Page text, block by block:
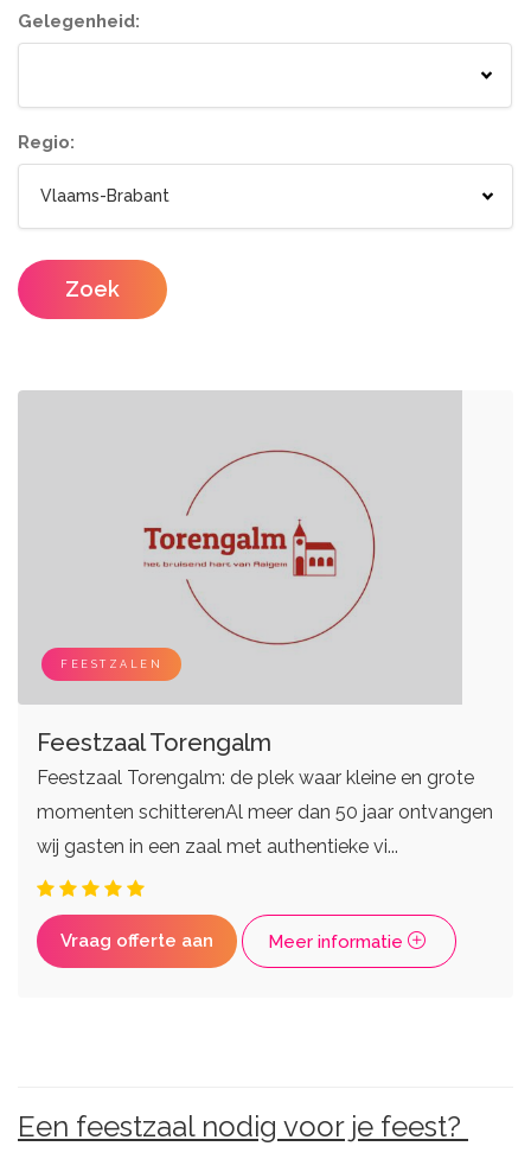
Tenten
Wc wagen
Lichtletters
Make-up artist
Haarstylisten
Vergaderzalen
Seminarieruimte
Live bands
Eventplanners
Weddingplanners
Gelegenheid:
Regio:
Zoek
FEESTZALEN
Feestzaal Torengalm
Feestzaal Torengalm: de plek waar kleine en grote
momenten schitterenAl meer dan 50 jaar ontvangen
wij gasten in een zaal met authentieke vi...
Vraag offerte aan Meer informatie
Een feestzaal nodig voor je feest?